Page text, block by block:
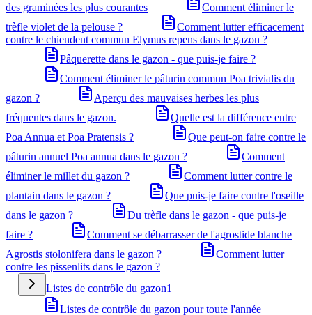
des graminées les plus courantes
Comment éliminer le
trèfle violet de la pelouse ?
Comment lutter efficacement
contre le chiendent commun Elymus repens dans le gazon ?
Pâquerette dans le gazon - que puis-je faire ?
Comment éliminer le pâturin commun Poa trivialis du
gazon ?
Aperçu des mauvaises herbes les plus
fréquentes dans le gazon.
Quelle est la différence entre
Poa Annua et Poa Pratensis ?
Que peut-on faire contre le
pâturin annuel Poa annua dans le gazon ?
Comment
éliminer le millet du gazon ?
Comment lutter contre le
plantain dans le gazon ?
Que puis-je faire contre l'oseille
dans le gazon ?
Du trèfle dans le gazon - que puis-je
faire ?
Comment se débarrasser de l'agrostide blanche
Agrostis stolonifera dans le gazon ?
Comment lutter
contre les pissenlits dans le gazon ?
Listes de contrôle du gazon1
Listes de contrôle du gazon pour toute l'année